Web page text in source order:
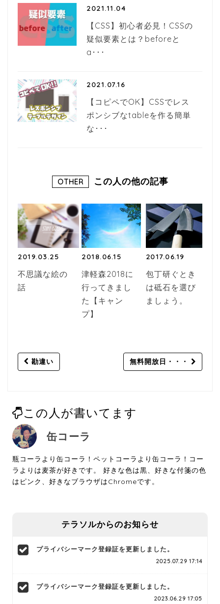
2021.11.04
【CSS】初心者必見！CSSの
疑似要素とは？beforeと
a･･･
2021.07.16
【コピペでOK】CSSでレス
ポンシブなtableを作る簡単
な･･･
OTHER この人の他の記事
2019.03.25
不思議な絵の
話
2018.06.15
津軽森2018に
行ってきまし
た【キャン
プ】
2017.06.19
包丁研ぐとき
は砥石を選び
ましょう。
Post
勘違い 無料開放日・・・
この人が書いてます
缶コーラ
瓶コーラより缶コーラ！ペットコーラより缶コーラ！コー
ラよりは麦茶が好きです。 好きな色は黒、好きな付箋の色
はピンク、好きなブラウザはChromeです。
テラソルからのお知らせ
プライバシーマーク登録証を更新しました。
2025.07.29 17:14
プライバシーマーク登録証を更新しました。
2023.06.29 17:05